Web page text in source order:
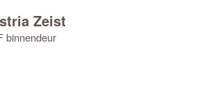
Zeist
binnendeur